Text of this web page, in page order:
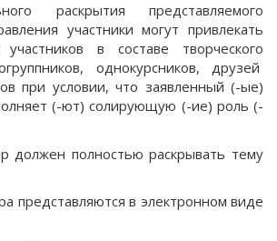
раскрытия представляемого
участники могут привлекать
участников в составе творческого
однокурсников, друзей
при условии, что заявленный (-ые)
(-ют) солирующую (-ие) роль (-
должен полностью раскрывать тему
представляются в электронном виде